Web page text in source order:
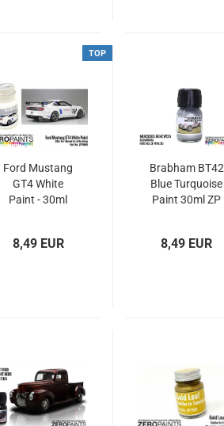
TOP
Ford Mustang
GT4 White
Paint - 30ml
8,49 EUR
Brabham BT42
Blue Turquoise
Paint 30ml ZP
8,49 EUR